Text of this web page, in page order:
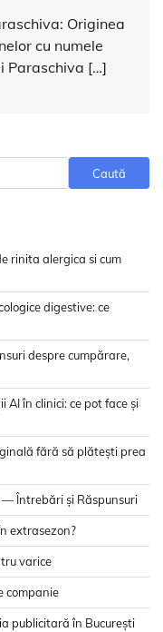
Originea
cu numele
Paraschiva […]
Caută
rinita alergica si cum
digestive: ce
despre cumpărare,
în clinici: ce pot face și
fără să plătești prea
— Întrebări și Răspunsuri
extrasezon?
varice
companie
publicitară în București